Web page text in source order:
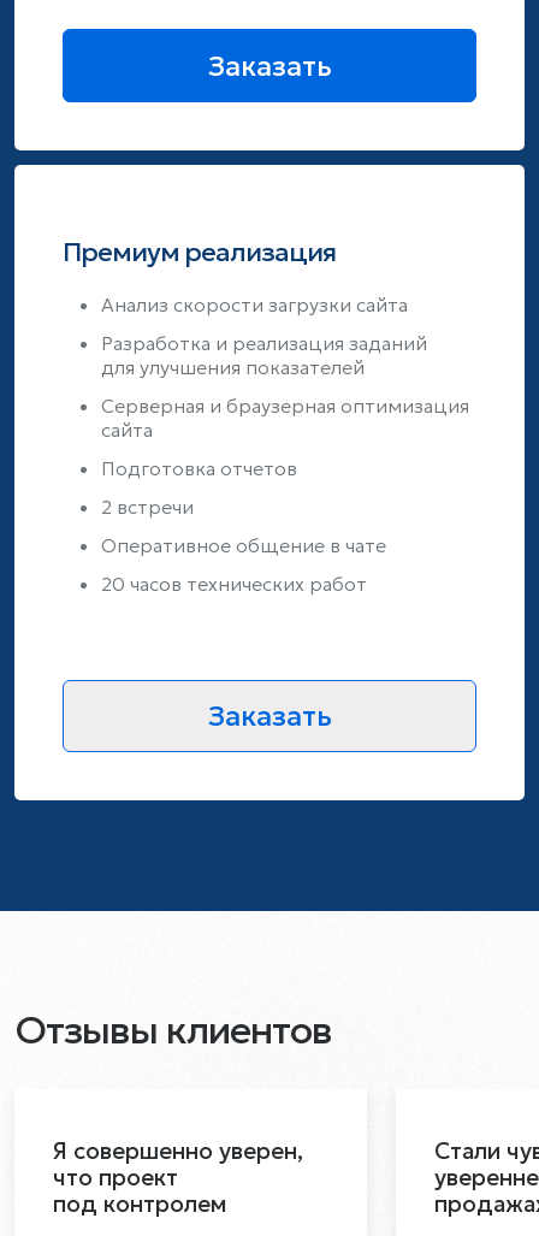
Заказать
Премиум реализация
Анализ скорости загрузки сайта
Разработка и реализация заданий
для улучшения показателей
Серверная и браузерная оптимизация
сайта
Подготовка отчетов
2 встречи
Оперативное общение в чате
20 часов технических работ
Заказать
Отзывы клиентов
Я совершенно уверен,
что проект
под контролем
Стали